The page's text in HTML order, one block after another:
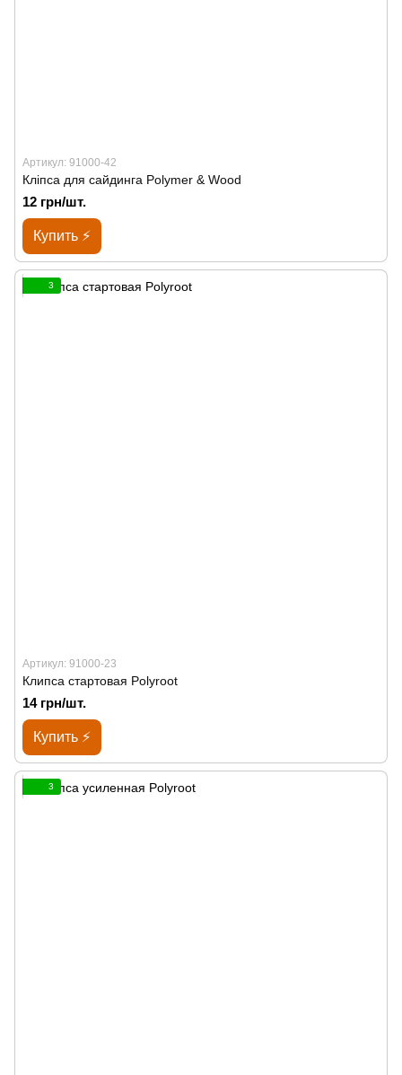
Артикул: 91000-42
Кліпса для сайдинга Polymer & Wood
12 грн/шт.
Купить ⚡
3
Артикул: 91000-23
Клипса стартовая Polyroot
14 грн/шт.
Купить ⚡
3